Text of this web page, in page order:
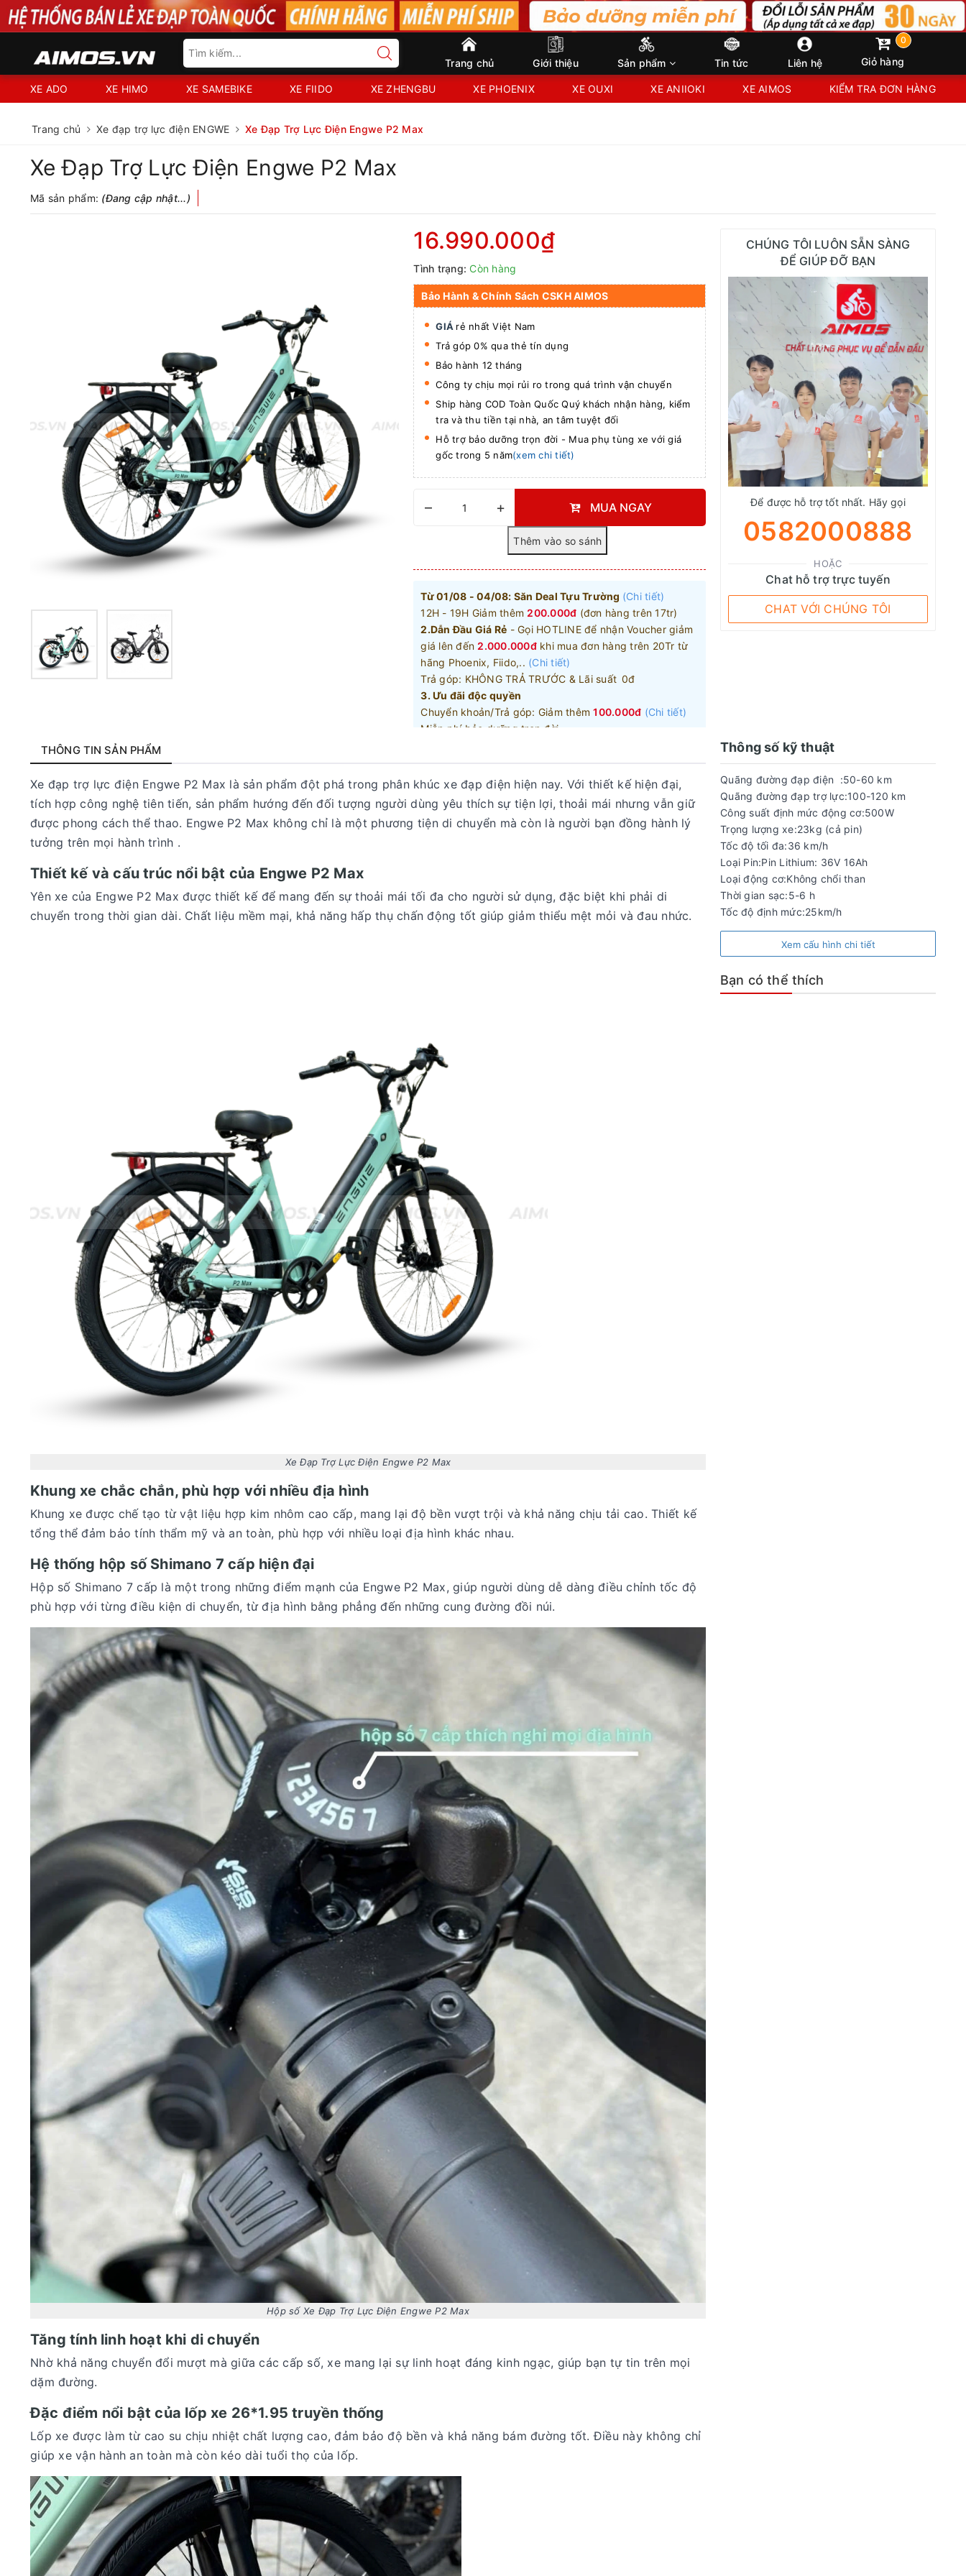
Trang chủ Giới thiệu Sản phẩm Tin tức Liên hệ
0
Giỏ hàng
XE ADO XE HIMO XE SAMEBIKE XE FIIDO XE ZHENGBU XE PHOENIX XE OUXI XE ANIIOKI XE AIMOS KIỂM TRA ĐƠN HÀNG
Trang chủ Xe đạp trợ lực điện ENGWE Xe Đạp Trợ Lực Điện Engwe P2 Max
Xe Đạp Trợ Lực Điện Engwe P2 Max
Mã sản phẩm: (Đang cập nhật...)
16.990.000₫
Tình trạng: Còn hàng
Bảo Hành & Chính Sách CSKH AIMOS
GIÁ rẻ nhất Việt Nam
Trả góp 0% qua thẻ tín dụng
Bảo hành 12 tháng
Công ty chịu mọi rủi ro trong quá trình vận chuyển
Ship hàng COD Toàn Quốc Quý khách nhận hàng, kiểm
tra và thu tiền tại nhà, an tâm tuyệt đối
Hỗ trợ bảo dưỡng trọn đời - Mua phụ tùng xe với giá
gốc trong 5 năm(xem chi tiết)
– + MUA NGAY
Từ 01/08 - 04/08: Săn Deal Tựu Trường (Chi tiết)
12H - 19H Giảm thêm 200.000đ (đơn hàng trên 17tr)
2.Dẫn Đầu Giá Rẻ - Gọi HOTLINE để nhận Voucher giảm
giá lên đến 2.000.000đkhi mua đơn hàng trên 20Tr từ
hãng Phoenix, Fiido,.. (Chi tiết)
Trả góp: KHÔNG TRẢ TRƯỚC & Lãi suất 0đ
3. Ưu đãi độc quyền
Chuyển khoản/Trả góp: Giảm thêm100.000đ (Chi tiết)
Miễn phí bảo dưỡng trọn đời
Tặng kèm mũ ado chính hãng trị giá 990.000đcho các
dòng xe cao cấp
(Chi tiết)
Giảm thêm30% phụ kiện theo xe được giá ưu đãi đối với
khách hàng thân thiết
CHÚNG TÔI LUÔN SẴN SÀNG
ĐỂ GIÚP ĐỠ BẠN
Để được hỗ trợ tốt nhất. Hãy gọi
0582000888
HOẶC
Chat hỗ trợ trực tuyến
CHAT VỚI CHÚNG TÔI
THÔNG TIN SẢN PHẨM
Xe đạp trợ lực điện Engwe P2 Max là sản phẩm đột phá trong phân khúc xe đạp điện hiện nay. Với thiết kế hiện đại,
tích hợp công nghệ tiên tiến, sản phẩm hướng đến đối tượng người dùng yêu thích sự tiện lợi, thoải mái nhưng vẫn giữ
được phong cách thể thao. Engwe P2 Max không chỉ là một phương tiện di chuyển mà còn là người bạn đồng hành lý
tưởng trên mọi hành trình .
Thiết kế và cấu trúc nổi bật của Engwe P2 Max
Yên xe của Engwe P2 Max được thiết kế để mang đến sự thoải mái tối đa cho người sử dụng, đặc biệt khi phải di
chuyển trong thời gian dài. Chất liệu mềm mại, khả năng hấp thụ chấn động tốt giúp giảm thiểu mệt mỏi và đau nhức.
Xe Đạp Trợ Lực Điện Engwe P2 Max
Khung xe chắc chắn, phù hợp với nhiều địa hình
Khung xe được chế tạo từ vật liệu hợp kim nhôm cao cấp, mang lại độ bền vượt trội và khả năng chịu tải cao. Thiết kế
tổng thể đảm bảo tính thẩm mỹ và an toàn, phù hợp với nhiều loại địa hình khác nhau.
Hệ thống hộp số Shimano 7 cấp hiện đại
Hộp số Shimano 7 cấp là một trong những điểm mạnh của Engwe P2 Max, giúp người dùng dễ dàng điều chỉnh tốc độ
phù hợp với từng điều kiện di chuyển, từ địa hình bằng phẳng đến những cung đường đồi núi.
Hộp số Xe Đạp Trợ Lực Điện Engwe P2 Max
Tăng tính linh hoạt khi di chuyển
Nhờ khả năng chuyển đổi mượt mà giữa các cấp số, xe mang lại sự linh hoạt đáng kinh ngạc, giúp bạn tự tin trên mọi
dặm đường.
Đặc điểm nổi bật của lốp xe 26*1.95 truyền thống
Lốp xe được làm từ cao su chịu nhiệt chất lượng cao, đảm bảo độ bền và khả năng bám đường tốt. Điều này không chỉ
giúp xe vận hành an toàn mà còn kéo dài tuổi thọ của lốp.
Thông số kỹ thuật
Quãng đường đạp điện :50-60 km
Quãng đường đạp trợ lực:100-120 km
Công suất định mức động cơ:500W
Trọng lượng xe:23kg (cả pin)
Tốc độ tối đa:36 km/h
Loại Pin:Pin Lithium: 36V 16Ah
Loại động cơ:Không chổi than
Thời gian sạc:5-6 h
Tốc độ định mức:25km/h
Xem cấu hình chi tiết
Bạn có thể thích